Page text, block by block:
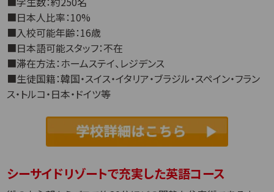
■日本人比率：10%
■入校可能年齢：16歳
■日本語可能スタッフ：不在
■滞在方法：ホームステイ、レジデンス
■生徒国籍：韓国・スイス・イタリア・ブラジル・スペイン・フラン
ス・トルコ・日本・ドイツ等
シーサイドリゾートで充実した英語コース